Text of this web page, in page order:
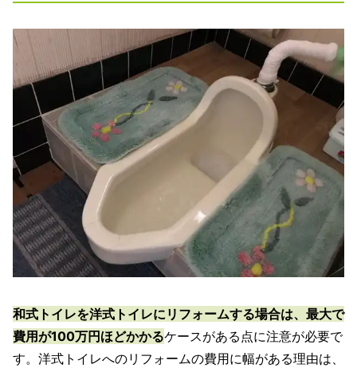
和式トイレを洋式トイレにリフォームする場合は、最大で
費用が100万円ほどかかるケースがある点に注意が必要で
す。洋式トイレへのリフォームの費用に幅がある理由は、